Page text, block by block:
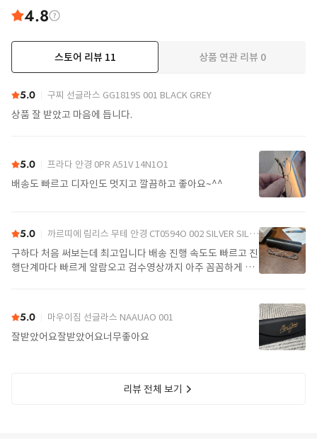
4.8
스토어 리뷰 11 상품 연관 리뷰 0
5.0 구찌 선글라스 GG1819S 001 BLACK GREY
상품 잘 받았고 마음에 듭니다.
5.0 프라다 안경 0PR A51V 14N1O1
배송도 빠르고 디자인도 멋지고 깔끔하고 좋아요~^^
5.0 까르띠에 림리스 무테 안경 CT0594O 002 SILVER SILVER TRANSPARENT
구하다 처음 써보는데 최고입니다 배송 진행 속도도 빠르고 진
행단계마다 빠르게 알람오고 검수영상까지 아주 꼼꼼하게 찍
5.0 마우이짐 선글라스 NAAUAO 001
잘받았어요잘받았어요너무좋아요
리뷰 전체 보기